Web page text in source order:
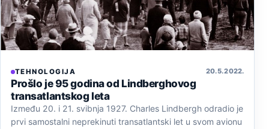
TEHNOLOGIJA 20. 5. 2022.
Prošlo je 95 godina od Lindberghovog
transatlantskog leta
Između 20. i 21. svibnja 1927. Charles Lindbergh odradio je
prvi samostalni neprekinuti transatlantski let u svom avionu